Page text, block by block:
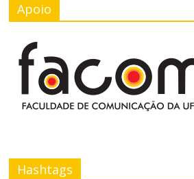
Apoio
Hashtags